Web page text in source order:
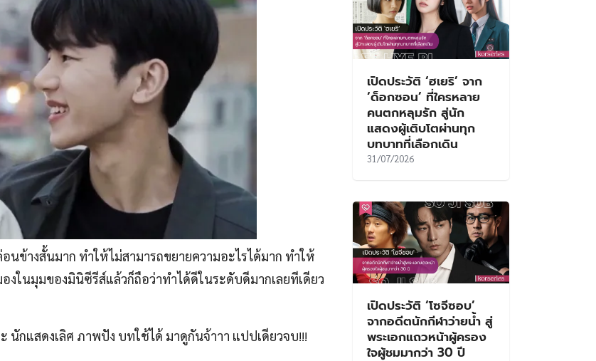
ข้างสั้นมาก ทำให้ไม่สามารถขยายความอะไรได้มาก ทำให้
งในมุมของมินิซีรีส์แล้วก็ถือว่าทำได้ดีในระดับดีมากเลยทีเดียว
กแสดงเลิศ ภาพปัง บทใช้ได้ มาดูกันจ้าาา แปปเดียวจบ!!!
เปิดประวัติ ‘ฮเยริ’ จาก
‘ด็อกซอน’ ที่ใครหลาย
คนตกหลุมรัก สู่นัก
แสดงผู้เติบโตผ่านทุก
บทบาทที่เลือกเดิน
31/07/2026
เปิดประวัติ ‘โซจีซอบ’
จากอดีตนักกีฬาว่ายน้ำ สู่
พระเอกแถวหน้าผู้ครอง
ใจผู้ชมมากว่า 30 ปี